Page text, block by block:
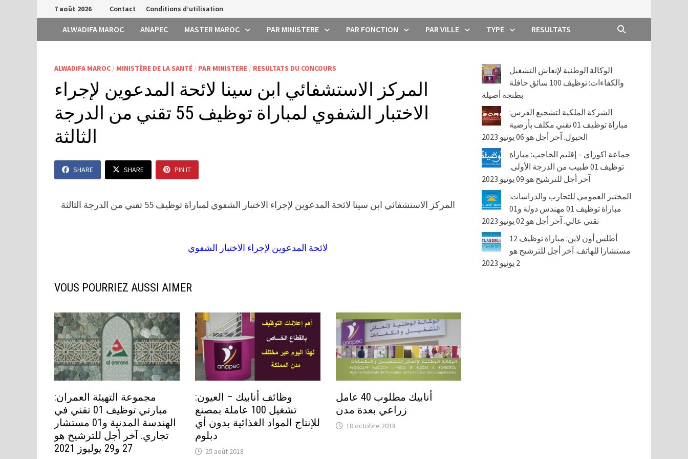
Passer
au
contenu
7 août 2026 Contact Conditions d’utilisation
ALWADIFA MAROC ANAPEC MASTER MAROC PAR MINISTERE PAR FONCTION PAR VILLE TYPE RESULTATS
ALWADIFA MAROC / MINISTÈRE DE LA SANTÉ / PAR MINISTERE / RESULTATS DU CONCOURS
المركز الاستشفائي ابن سينا لائحة المدعوين لإجراء
الاختبار الشفوي لمباراة توظيف 55 تقني من الدرجة
الثالثة
SHARE SHARE PIN IT
المركز الاستشفائي ابن سينا لائحة المدعوين لإجراء الاختبار الشفوي لمباراة توظيف 55 تقني من الدرجة الثالثة
لائحة المدعوين لإجراء الاختبار الشفوي
VOUS POURRIEZ AUSSI AIMER
مجموعة التهيئة العمران:
مبارتي توظيف 01 تقني في
الهندسة المدنية و01 مستشار
تجاري. آخر أجل للترشيح هو
27 و29 يوليوز 2021
وظائف أنابيك – العيون:
تشغيل 100 عاملة بمصنع
للإنتاج المواد الغذائية بدون أي
دبلوم
25 août 2018
أنابيك مطلوب 40 عامل
زراعي بعدة مدن
18 octobre 2018
الوكالة الوطنية لإنعاش التشغيل
والكفاءات: توظيف 100 سائق حافلة
بطنجة أصيلة
الشركة الملكية لتشجيع الفرس:
مباراة توظيف 01 تقني مكلف بأرضية
الخيول. آخر أجل هو 06 يونيو 2023
جماعة اكوراي – إقليم الحاجب: مباراة
توظيف 01 طبيب من الدرجة الأولى.
آخر أجل للترشيح هو 09 يونيو 2023
المختبر العمومي للتجارب والدراسات:
مباراة توظيف 01 مهندس دولة و01
تقني عالي. آخر أجل هو 02 يونيو 2023
أطلس أون لاين: مباراة توظيف 12
مستشارا للهاتف. آخر أجل للترشيح هو
2 يونيو 2023